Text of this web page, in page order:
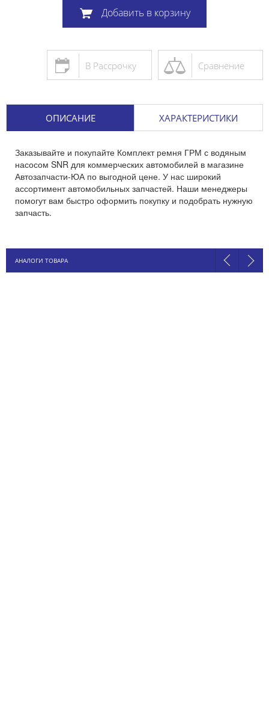
Добавить в корзину
Сравнение
В Рассрочку
ОПИСАНИЕ ХАРАКТЕРИСТИКИ
Заказывайте и покупайте Комплект ремня ГРМ с водяным
насосом SNR для коммерческих автомобилей в магазине
Автозапчасти-ЮА по выгодной цене. У нас широкий
ассортимент автомобильных запчастей. Наши менеджеры
помогут вам быстро оформить покупку и подобрать нужную
запчасть.
АНАЛОГИ ТОВАРА